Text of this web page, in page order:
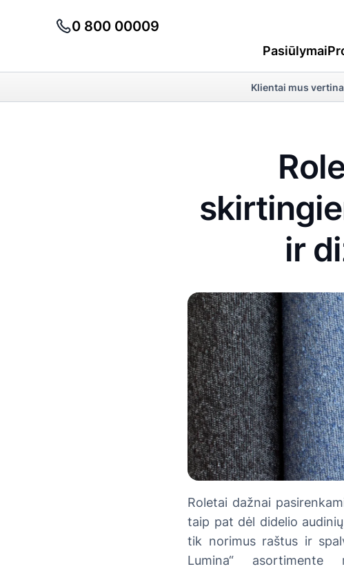
0 800 00009
Pasiūlymai
Klientai mus
ir
Roletai dažnai
taip pat dėl didelio
tik norimus raštus ir
Lumina“ asortimente